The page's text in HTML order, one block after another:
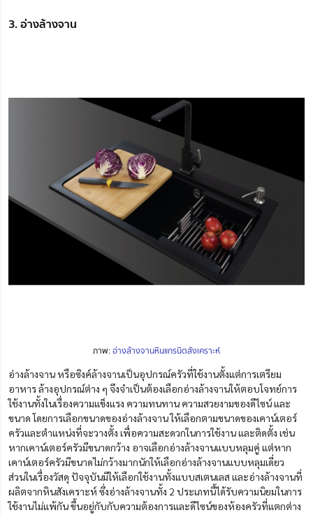
3. อ่างล้างจาน
ภาพ:อ่างล้างจานหินแกรนิตสังเคราะห์
อ่างล้างจาน หรือซิงค์ล้างจานเป็นอุปกรณ์ครัวที่ใช้งานตั้งแต่การเตรียม
อาหาร ล้างอุปกรณ์ต่าง ๆ จึงจำเป็นต้องเลือกอ่างล้างจานให้ตอบโจทย์การ
ใช้งานทั้งในเรื่องความแข็งแรง ความทนทาน ความสวยงามของดีไซน์และ
ขนาด โดยการเลือกขนาดของอ่างล้างจาน ให้เลือกตามขนาดของเคาน์เตอร์
ครัวและตำแหน่งที่จะวางตั้ง เพื่อความสะดวกในการใช้งาน และติดตั้ง เช่น
หากเคาน์เตอร์ครัวมีขนาดกว้าง อาจเลือกอ่างล้างจานแบบหลุมคู่ แต่หาก
เคาน์เตอร์ครัวมีขนาดไม่กว้างมากนักให้เลือกอ่างล้างจานแบบหลุมเดี่ยว
ส่วนในเรื่องวัสดุ ปัจจุบันมีให้เลือกใช้งานทั้งแบบสเตนเลส และอ่างล้างจานที่
ผลิตจากหินสังเคราะห์ ซึ่งอ่างล้างจานทั้ง 2 ประเภทนี้ได้รับความนิยมในการ
ใช้งานไม่แพ้กัน ขึ้นอยู่กับกับความต้องการและดีไซน์ของห้องครัวที่แตกต่าง